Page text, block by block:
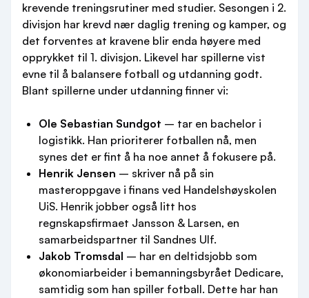
krevende treningsrutiner med studier. Sesongen i 2.
divisjon har krevd nær daglig trening og kamper, og
det forventes at kravene blir enda høyere med
opprykket til 1. divisjon. Likevel har spillerne vist
evne til å balansere fotball og utdanning godt.
Blant spillerne under utdanning finner vi:
Ole Sebastian Sundgot – tar en bachelor i
logistikk. Han prioriterer fotballen nå, men
synes det er fint å ha noe annet å fokusere på.
Henrik Jensen – skriver nå på sin
masteroppgave i finans ved Handelshøyskolen
UiS. Henrik jobber også litt hos
regnskapsfirmaet Jansson & Larsen, en
samarbeidspartner til Sandnes Ulf.
Jakob Tromsdal – har en deltidsjobb som
økonomiarbeider i bemanningsbyrået Dedicare,
samtidig som han spiller fotball. Dette har han